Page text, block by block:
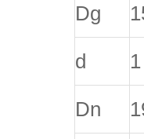
Dg
d
Dn